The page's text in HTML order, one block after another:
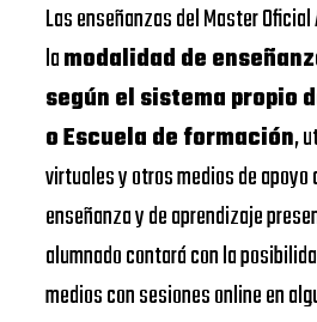
Las enseñanzas del Master
lamodalidad de
según el sistema propio
o Escuela de formación,
virtuales y otros medios de apoyo
enseñanza y de aprendizaje
alumnado contará con la
medios con sesiones online en